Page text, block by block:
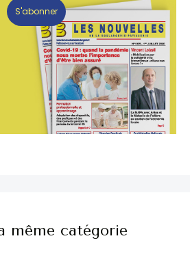
S'abonner
même catégorie